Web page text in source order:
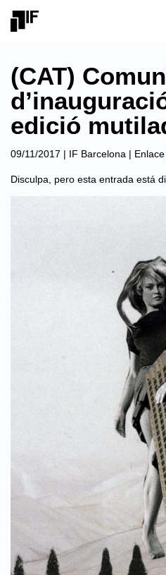
(CAT)
edició
09/11/2017 | IF Barcelona | Enlace
Disculpa, pero esta entrada está